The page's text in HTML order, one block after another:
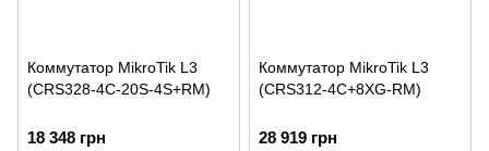
Коммутатор MikroTik L3
(CRS328-4C-20S-4S+RM)
18 348 грн
Коммутатор MikroTik L3
(CRS312-4C+8XG-RM)
28 919 грн